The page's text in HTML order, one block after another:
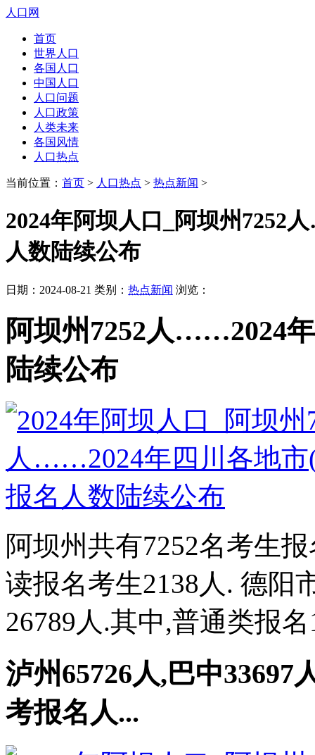
人口网
首页
世界人口
各国人口
中国人口
人口问题
人口政策
人类未来
各国风情
人口热点
当前位置： 首页 > 人口热点 > 热点新闻 >
2024年阿坝人口_阿坝州7252
人数陆续公布
日期：2024-08-21 类别： 热点新闻 浏览：
阿坝州7252人……2024
陆续公布
阿坝州共有7252名考生
读报名考生2138人. 德阳
26789人.其中,普通类报
泸州65726人,巴中
考报名人...